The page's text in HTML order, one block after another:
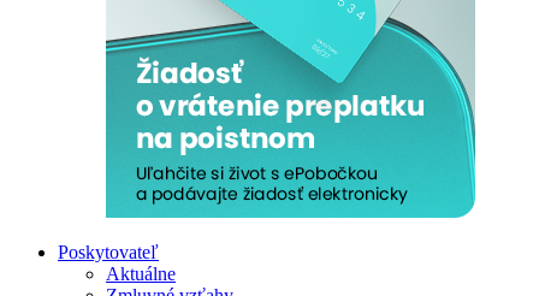
Poskytovateľ
Aktuálne